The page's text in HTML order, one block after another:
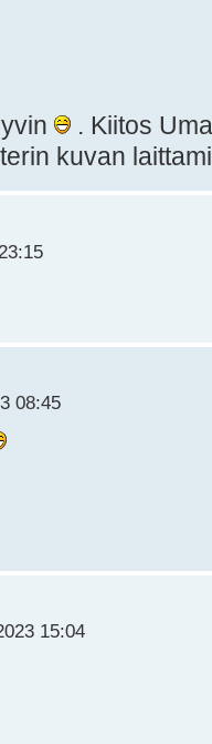
. Kiitos
kuvan
08:45
15:04